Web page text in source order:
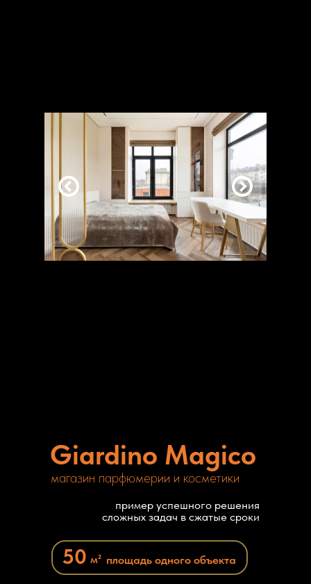
Giardino Magico
пример успешного решения
сложных задач в сжатые сроки
площадь одного объекта
50 м²
магазин парфюмерии и косметики